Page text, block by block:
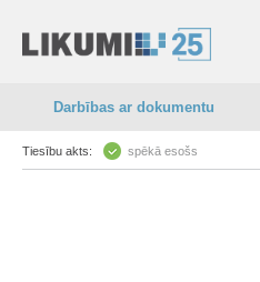
Darbības ar dokumentu
Tiesību akts: spēkā esošs